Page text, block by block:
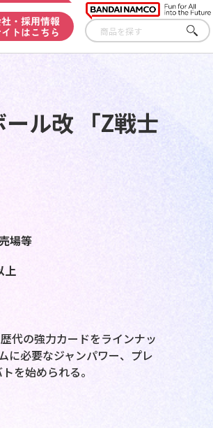
・採用情報
トはこちら
さが
す
ル改 「Z戦士
場等
上
代の強力カードをラインナッ
に必要なジャンパワー、プレ
を始められる。